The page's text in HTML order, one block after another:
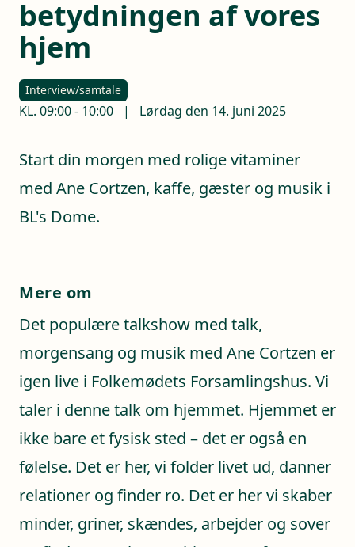
betydningen af vores
hjem
Interview/samtale
KL. 09:00- 10:00 | Lørdag den 14. juni 2025
Start din morgen med rolige vitaminer
med Ane Cortzen, kaffe, gæster og musik i
BL's Dome.
Mere om
Det populære talkshow med talk,
morgensang og musik med Ane Cortzen er
igen live i Folkemødets Forsamlingshus. Vi
taler i denne talk om hjemmet. Hjemmet er
ikke bare et fysisk sted – det er også en
følelse. Det er her, vi folder livet ud, danner
relationer og finder ro. Det er her vi skaber
minder, griner, skændes, arbejder og sover